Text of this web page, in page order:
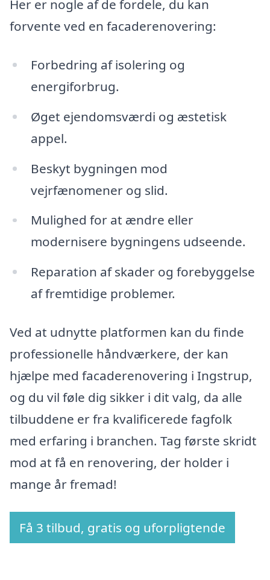
Her er nogle af de fordele, du kan
forvente ved en facaderenovering:
Forbedring af isolering og
energiforbrug.
Øget ejendomsværdi og æstetisk
appel.
Beskyt bygningen mod
vejrfænomener og slid.
Mulighed for at ændre eller
modernisere bygningens udseende.
Reparation af skader og forebyggelse
af fremtidige problemer.
Ved at udnytte platformen kan du finde
professionelle håndværkere, der kan
hjælpe med facaderenovering i Ingstrup,
og du vil føle dig sikker i dit valg, da alle
tilbuddene er fra kvalificerede fagfolk
med erfaring i branchen. Tag første skridt
mod at få en renovering, der holder i
mange år fremad!
Få 3 tilbud, gratis og uforpligtende